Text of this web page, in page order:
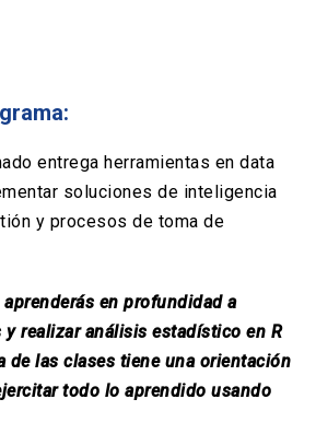
enlace
abre
en
una
nueva
(El
enlace
nueva
Mi Portal UC launch
(El
enlace
abre
entrega herramientas en data
soluciones de inteligencia
y procesos de toma de
en profundidad a
realizar análisis estadístico en R
de las clases tiene una orientación
todo lo aprendido usando